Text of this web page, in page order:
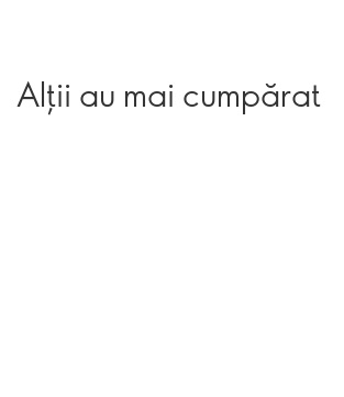
Alții au mai cumpărat